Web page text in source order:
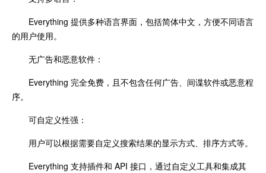
Everything 提供多种语言界面，包括简体中文，方便不同语言
的用户使用。
无广告和恶意软件：
Everything 完全免费，且不包含任何广告、间谍软件或恶意程
序。
可自定义性强：
用户可以根据需要自定义搜索结果的显示方式、排序方式等。
Everything 支持插件和 API 接口，通过自定义工具和集成其